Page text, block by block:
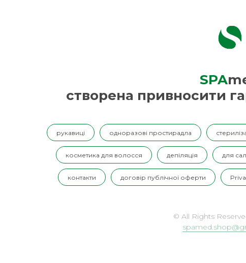
SPA
створена привносити
рукавиці одноразові простирадла
косметика для волосся депіляція для
контакти договір публічної оферти
© All Rights